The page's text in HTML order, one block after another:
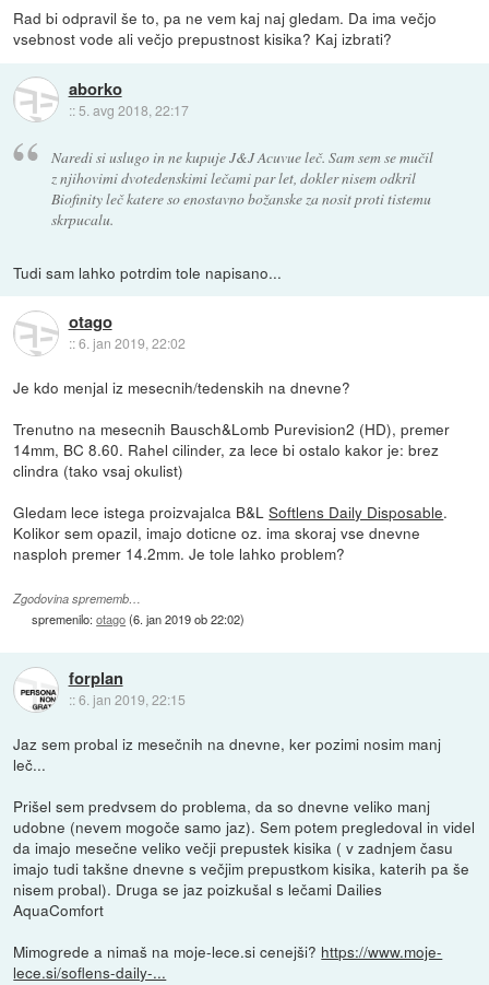
Rad bi odpravil še to, pa ne vem kaj naj gledam. Da ima večjo
vsebnost vode ali večjo prepustnost kisika? Kaj izbrati?
aborko
:: 5. avg 2018, 22:17
Naredi si uslugo in ne kupuje J&J Acuvue leč. Sam sem se mučil
z njihovimi dvotedenskimi lečami par let, dokler nisem odkril
Biofinity leč katere so enostavno božanske za nosit proti tistemu
skrpucalu.
Tudi sam lahko potrdim tole napisano...
otago
::6. jan 2019, 22:02
Je kdo menjal iz mesecnih/tedenskih na dnevne?
Trenutno na mesecnih Bausch&Lomb Purevision2 (HD), premer
14mm, BC 8.60. Rahel cilinder, za lece bi ostalo kakor je: brez
clindra (tako vsaj okulist)
Gledam lece istega proizvajalca B&LSoftlens Daily Disposable.
Kolikor sem opazil, imajo doticne oz. ima skoraj vse dnevne
nasploh premer 14.2mm. Je tole lahko problem?
Zgodovina sprememb…
spremenilo:otago(6. jan 2019 ob 22:02)
forplan
::6. jan 2019, 22:15
Jaz sem probal iz mesečnih na dnevne, ker pozimi nosim manj
leč...
Prišel sem predvsem do problema, da so dnevne veliko manj
udobne (nevem mogoče samo jaz). Sem potem pregledoval in videl
da imajo mesečne veliko večji prepustek kisika ( v zadnjem času
imajo tudi takšne dnevne s večjim prepustkom kisika, katerih pa še
nisem probal). Druga se jaz poizkušal s lečami Dailies
AquaComfort
Mimogrede a nimaš na moje-lece.si cenejši? https://www.moje-
lece.si/soflens-daily-...